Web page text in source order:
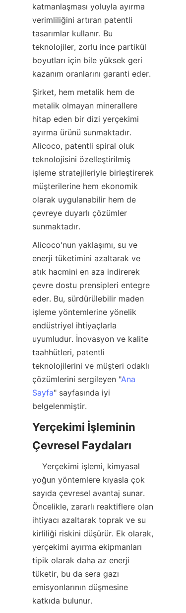
katmanlaşması yoluyla ayırma
verimliliğini artıran patentli
tasarımlar kullanır. Bu
teknolojiler, zorlu ince partikül
boyutları için bile yüksek geri
Şirket, hem metalik hem de
metalik olmayan minerallere
hitap eden bir dizi yerçekimi
ayırma ürünü sunmaktadır.
Alicoco, patentli spiral oluk
teknolojisini özelleştirilmiş
işleme stratejileriyle birleştirerek
müşterilerine hem ekonomik
olarak uygulanabilir hem de
çevreye duyarlı çözümler
Alicoco'nun yaklaşımı, su ve
enerji tüketimini azaltarak ve
atık hacmini en aza indirerek
çevre dostu prensipleri entegre
eder. Bu, sürdürülebilir maden
işleme yöntemlerine yönelik
endüstriyel ihtiyaçlarla
uyumludur. İnovasyon ve kalite
taahhütleri, patentli
teknolojilerini ve müşteri odaklı
çözümlerini sergileyen "Ana
Sayfa" sayfasında iyi
Yerçekimi İşleminin
yoğun yöntemlere kıyasla çok
sayıda çevresel avantaj sunar.
Öncelikle, zararlı reaktiflere olan
ihtiyacı azaltarak toprak ve su
kirliliği riskini düşürür. Ek olarak,
yerçekimi ayırma ekipmanları
tipik olarak daha az enerji
tüketir, bu da sera gazı
emisyonlarının düşmesine